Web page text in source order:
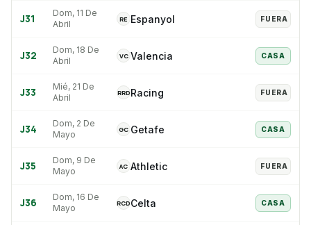
J31
Dom, 11 De
Abril
RE Espanyol FUERA
J32
Dom, 18 De
Abril
VC Valencia CASA
J33
Mié, 21 De
Abril
RRDRacing FUERA
J34
Dom, 2 De
Mayo
GC Getafe CASA
J35
Dom, 9 De
Mayo
AC Athletic FUERA
J36
Dom, 16 De
Mayo
RCDCelta CASA